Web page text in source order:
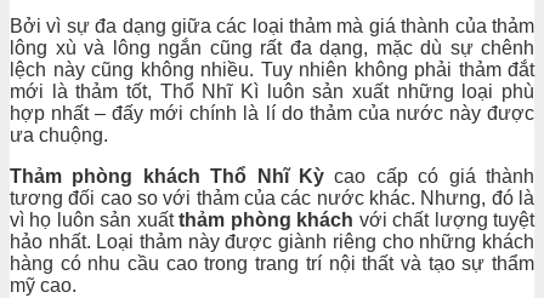
Bởi vì sự đa dạng giữa các loại thảm mà giá thành của thảm
lông xù và lông ngắn cũng rất đa dạng, mặc dù sự chênh
lệch này cũng không nhiều. Tuy nhiên không phải thảm đắt
mới là thảm tốt, Thổ Nhĩ Kì luôn sản xuất những loại phù
hợp nhất – đấy mới chính là lí do thảm của nước này được
ưa chuộng.
Thảm phòng khách Thổ Nhĩ Kỳ cao cấp có giá thành
tương đối cao so với thảm của các nước khác. Nhưng, đó là
vì họ luôn sản xuấtthảm phòng khách với chất lượng tuyệt
hảo nhất. Loại thảm này được giành riêng cho những khách
hàng có nhu cầu cao trong trang trí nội thất và tạo sự thẩm
mỹ cao.